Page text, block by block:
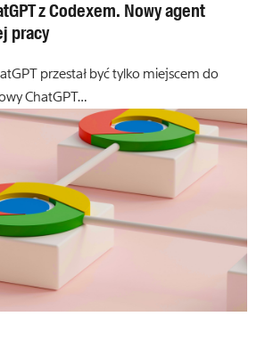
z Codexem. Nowy agent
pracy
przestał być tylko miejscem do
ChatGPT…